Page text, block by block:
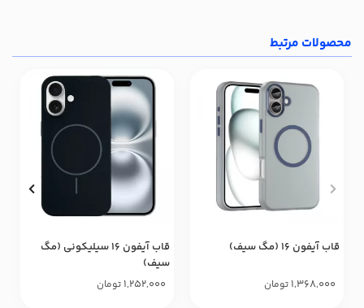
محصولات مرتبط
قاب آیفون ۱۶ (مگ سیف)
1,368,000 تومان
قاب آیفون ۱۶ سیلیکونی (مگ
سیف)
1,252,000 تومان